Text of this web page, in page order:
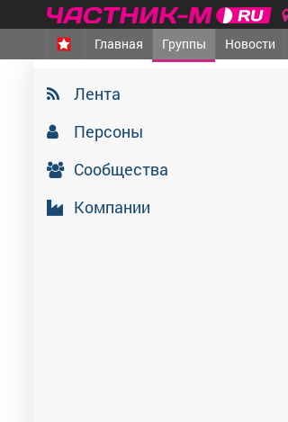
Главная Группы Новости
Лента
Персоны
Сообщества
Компании